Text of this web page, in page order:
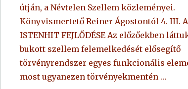
útján, a Névtelen Szellem közleményei.
Könyvismertető Reiner Ágostontól 4. III.
ISTENHIT FEJLŐDÉSE Az előzőekben
bukott szellem felemelkedését elősegítő
törvényrendszer egyes funkcionális
most ugyanezen törvényekmentén …